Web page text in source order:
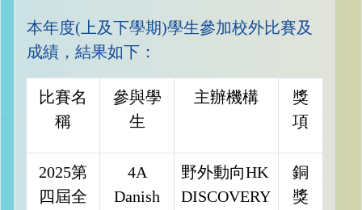
本年度(上及下學期)學生參加校外比賽及
成績，結果如下：
比賽名
稱
參與學
生
主辦機構
獎
項
2025第
四屆全
4A
Danish
野外動向HK
DISCOVERY
銅
獎